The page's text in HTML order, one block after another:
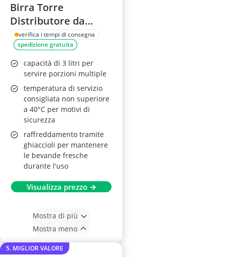
Birra Torre
Distributore da
Tavolo 3 L
Trasparente con 3
Rubinetti
verifica i tempi di consegna
spedizione gratuita
capacità di 3 litri per
servire porzioni multiple
temperatura di servizio
consigliata non superiore
a 40°C per motivi di
sicurezza
raffreddamento tramite
ghiaccioli per mantenere
le bevande fresche
durante l'uso
Visualizza prezzo →
Mostra di più
Mostra meno
5. MIGLIOR VALORE